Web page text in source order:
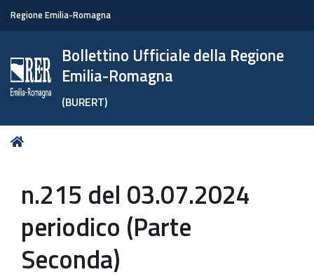
Regione Emilia-Romagna
Bollettino Ufficiale della Regione
Emilia-Romagna
(BURERT)
Tu
n.215 del 03.07.2024
periodico (Parte
Seconda)